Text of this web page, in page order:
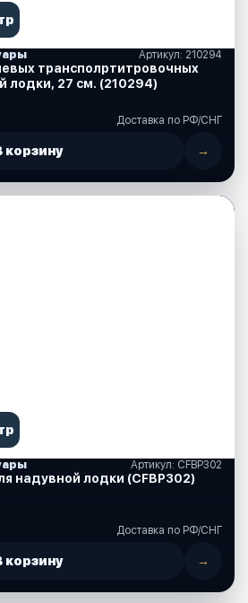
Артикул: 210294
трансполртитровочных
лодки, 27 см. (210294)
Доставка по РФ/СНГ
корзину →
Артикул: CFBP302
надувной лодки (CFBP302)
Доставка по РФ/СНГ
корзину →